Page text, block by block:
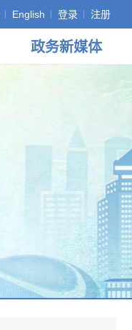
English 登录 注册
政务新媒体